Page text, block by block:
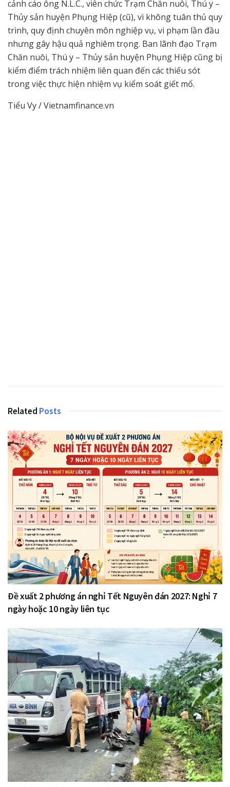
cảnh cáo ông N.L.C., viên chức Trạm Chăn nuôi, Thú y –
Thủy sản huyện Phụng Hiệp (cũ), vì không tuân thủ quy
trình, quy định chuyên môn nghiệp vụ, vi phạm lần đầu
nhưng gây hậu quả nghiêm trọng. Ban lãnh đạo Trạm
Chăn nuôi, Thú y – Thủy sản huyện Phụng Hiệp cũng bị
kiểm điểm trách nhiệm liên quan đến các thiếu sót
trong việc thực hiện nhiệm vụ kiểm soát giết mổ.
Tiểu Vy / Vietnamfinance.vn
Related Posts
Đề xuất 2 phương án nghỉ Tết Nguyên đán 2027: Nghỉ 7
ngày hoặc 10 ngày liên tục